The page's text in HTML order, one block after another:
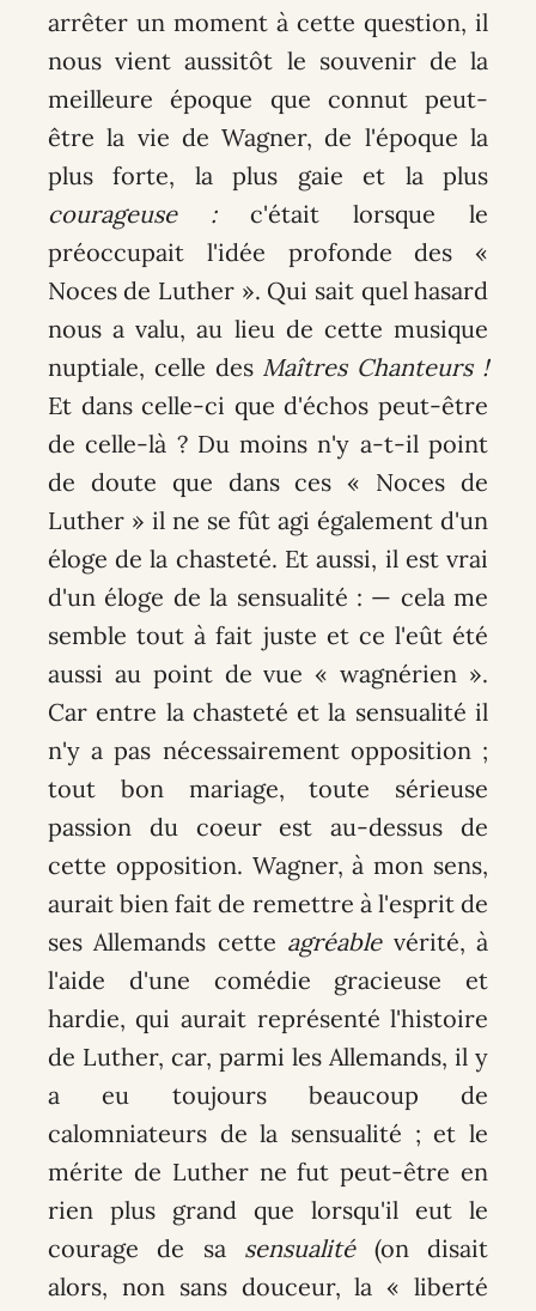
arrêter un moment à cette question, il
nous vient aussitôt le souvenir de la
meilleure époque que connut peut-
être la vie de Wagner, de l'époque la
plus forte, la plus gaie et la plus
courageuse :c'était lorsque le
préoccupait l'idée profonde des «
Noces de Luther ». Qui sait quel hasard
nous a valu, au lieu de cette musique
nuptiale, celle des Maîtres Chanteurs !
Et dans celle-ci que d'échos peut-être
de celle-là ? Du moins n'y a-t-il point
de doute que dans ces « Noces de
Luther » il ne se fût agi également d'un
éloge de la chasteté. Et aussi, il est vrai
d'un éloge de la sensualité : — cela me
semble tout à fait juste et ce l'eût été
aussi au point de vue « wagnérien ».
Car entre la chasteté et la sensualité il
n'y a pas nécessairement opposition ;
tout bon mariage, toute sérieuse
passion du coeur est au-dessus de
cette opposition. Wagner, à mon sens,
aurait bien fait de remettre à l'esprit de
ses Allemands cette agréablevérité, à
l'aide d'une comédie gracieuse et
hardie, qui aurait représenté l'histoire
de Luther, car, parmi les Allemands, il y
a eu toujours beaucoup de
calomniateurs de la sensualité ; et le
mérite de Luther ne fut peut-être en
rien plus grand que lorsqu'il eut le
courage de sa sensualité(on disait
alors, non sans douceur, la « liberté